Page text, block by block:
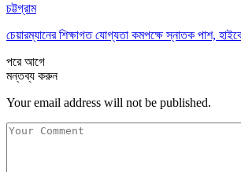
চট্টগ্রাম
চেয়ারম্যানের শিক্ষাগত যোগ্যতা কমপক্ষে স্নাতক পাশ,
পরেআগে
মন্তব্য করুন
Your email address will not be published.